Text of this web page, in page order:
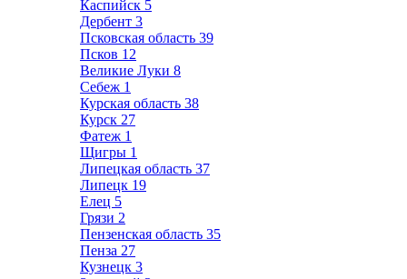
Каспийск 5
Дербент 3
Псковская область 39
Псков 12
Великие Луки 8
Себеж 1
Курская область 38
Курск 27
Фатеж 1
Щигры 1
Липецкая область 37
Липецк 19
Елец 5
Грязи 2
Пензенская область 35
Пенза 27
Кузнецк 3